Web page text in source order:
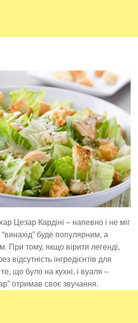
Цезар Кардіні – напевно і не міг
буде популярним, а
При тому, якщо вірити легенді,
відсутність інгредієнтів для
що було на кухні, і вуаля –
отримав своє звучання.